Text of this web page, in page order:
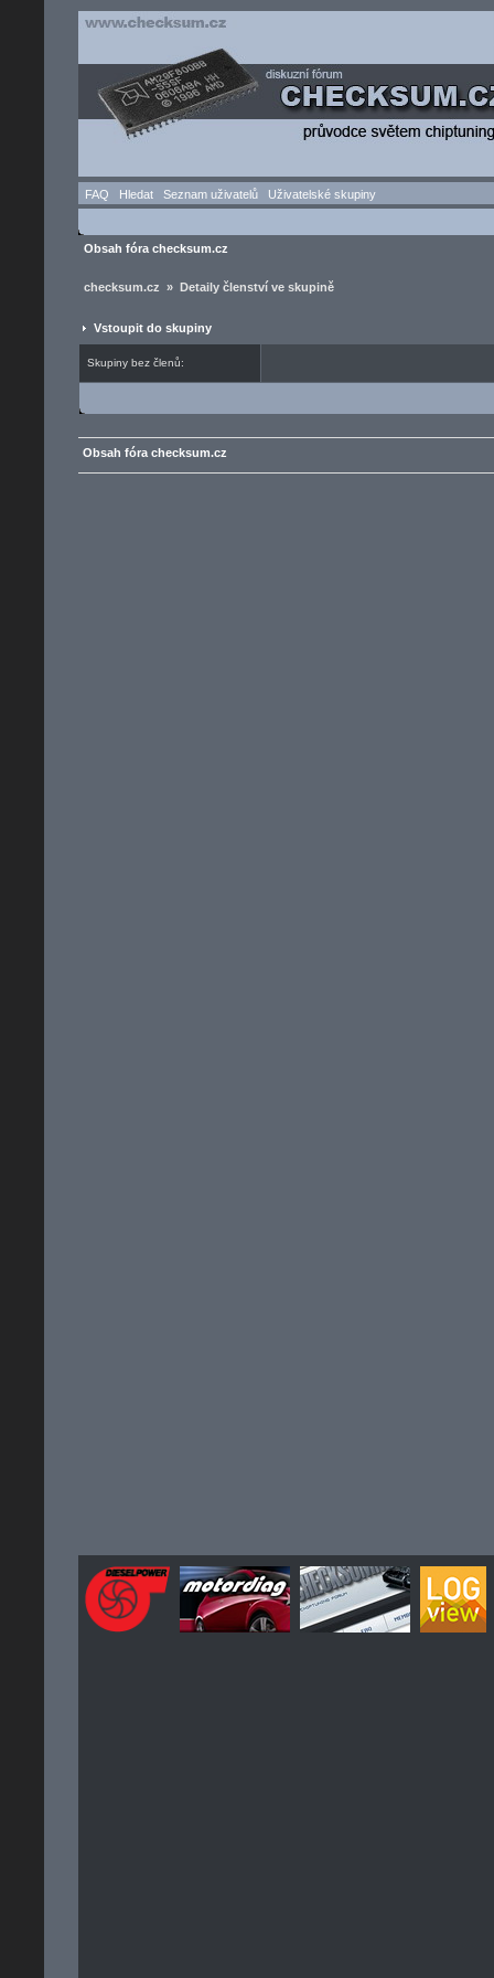
FAQ Hledat Seznam uživatelů Uživatelské skupiny
Obsah fóra checksum.cz
checksum.cz » Detaily členství ve skupině
Vstoupit do skupiny
Skupiny bez členů:
Obsah fóra checksum.cz